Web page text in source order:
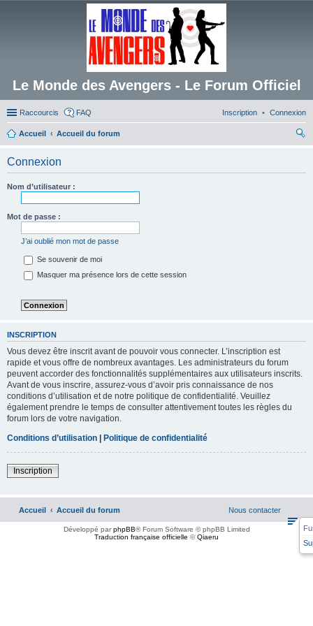
Le Monde des Avengers - Le Forum Officiel
Raccourcis FAQ Connexion
Inscription
Accueil
Accueil du forum
Connexion
Nom d’utilisateur :
Mot de passe :
J’ai oublié mon mot de passe
Se souvenir de moi
Masquer ma présence lors de cette session
INSCRIPTION
Vous devez être inscrit avant de pouvoir vous connecter. L’inscription est
rapide et vous offre de nombreux avantages. Les administrateurs du forum
peuvent accorder des fonctionnalités supplémentaires aux utilisateurs inscrits.
Avant de vous inscrire, assurez-vous d’avoir pris connaissance de nos
conditions d’utilisation et de notre politique de confidentialité. Veuillez
également prendre le temps de consulter attentivement toutes les règles du
forum lors de votre navigation.
Conditions d’utilisation | Politique de confidentialité
Inscription
Accueil Accueil du forum Nous contacter
Développé parphpBB® Forum Software © phpBB Limited
Traduction française officielle ©Qiaeru